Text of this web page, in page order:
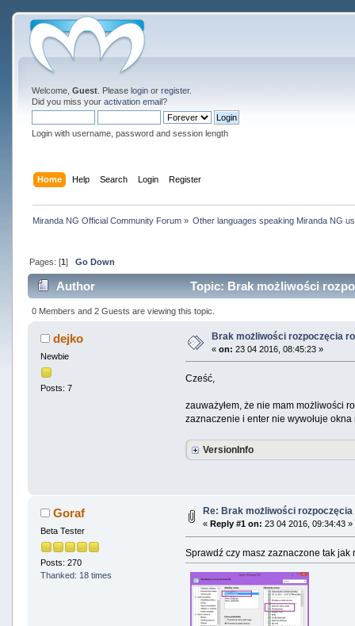
Welcome, Guest. Please loginor register.
Did you miss your activation email?
Login with username, password and session length
Home Help Search Login Register
Miranda NG Official Community Forum» Other languages speaking Miranda NG
Pages: [1] Go Down
Author Topic: Brak możliwości
0 Members and 2 Guests are viewing this topic.
dejko
Newbie
Posts: 7
Brak możliwości rozpoczęcia
« on: 23 04 2016, 08:45:23 »
Cześć,
zauważyłem, że nie mam możliwości
zaznaczenie i enter nie wywołuje okna
VersionInfo
Goraf
Beta Tester
Posts: 270
Thanked: 18 times
Re: Brak możliwości
« Reply #1 on: 23 04 2016, 09:34:43 »
Sprawdź czy masz zaznaczone tak jak